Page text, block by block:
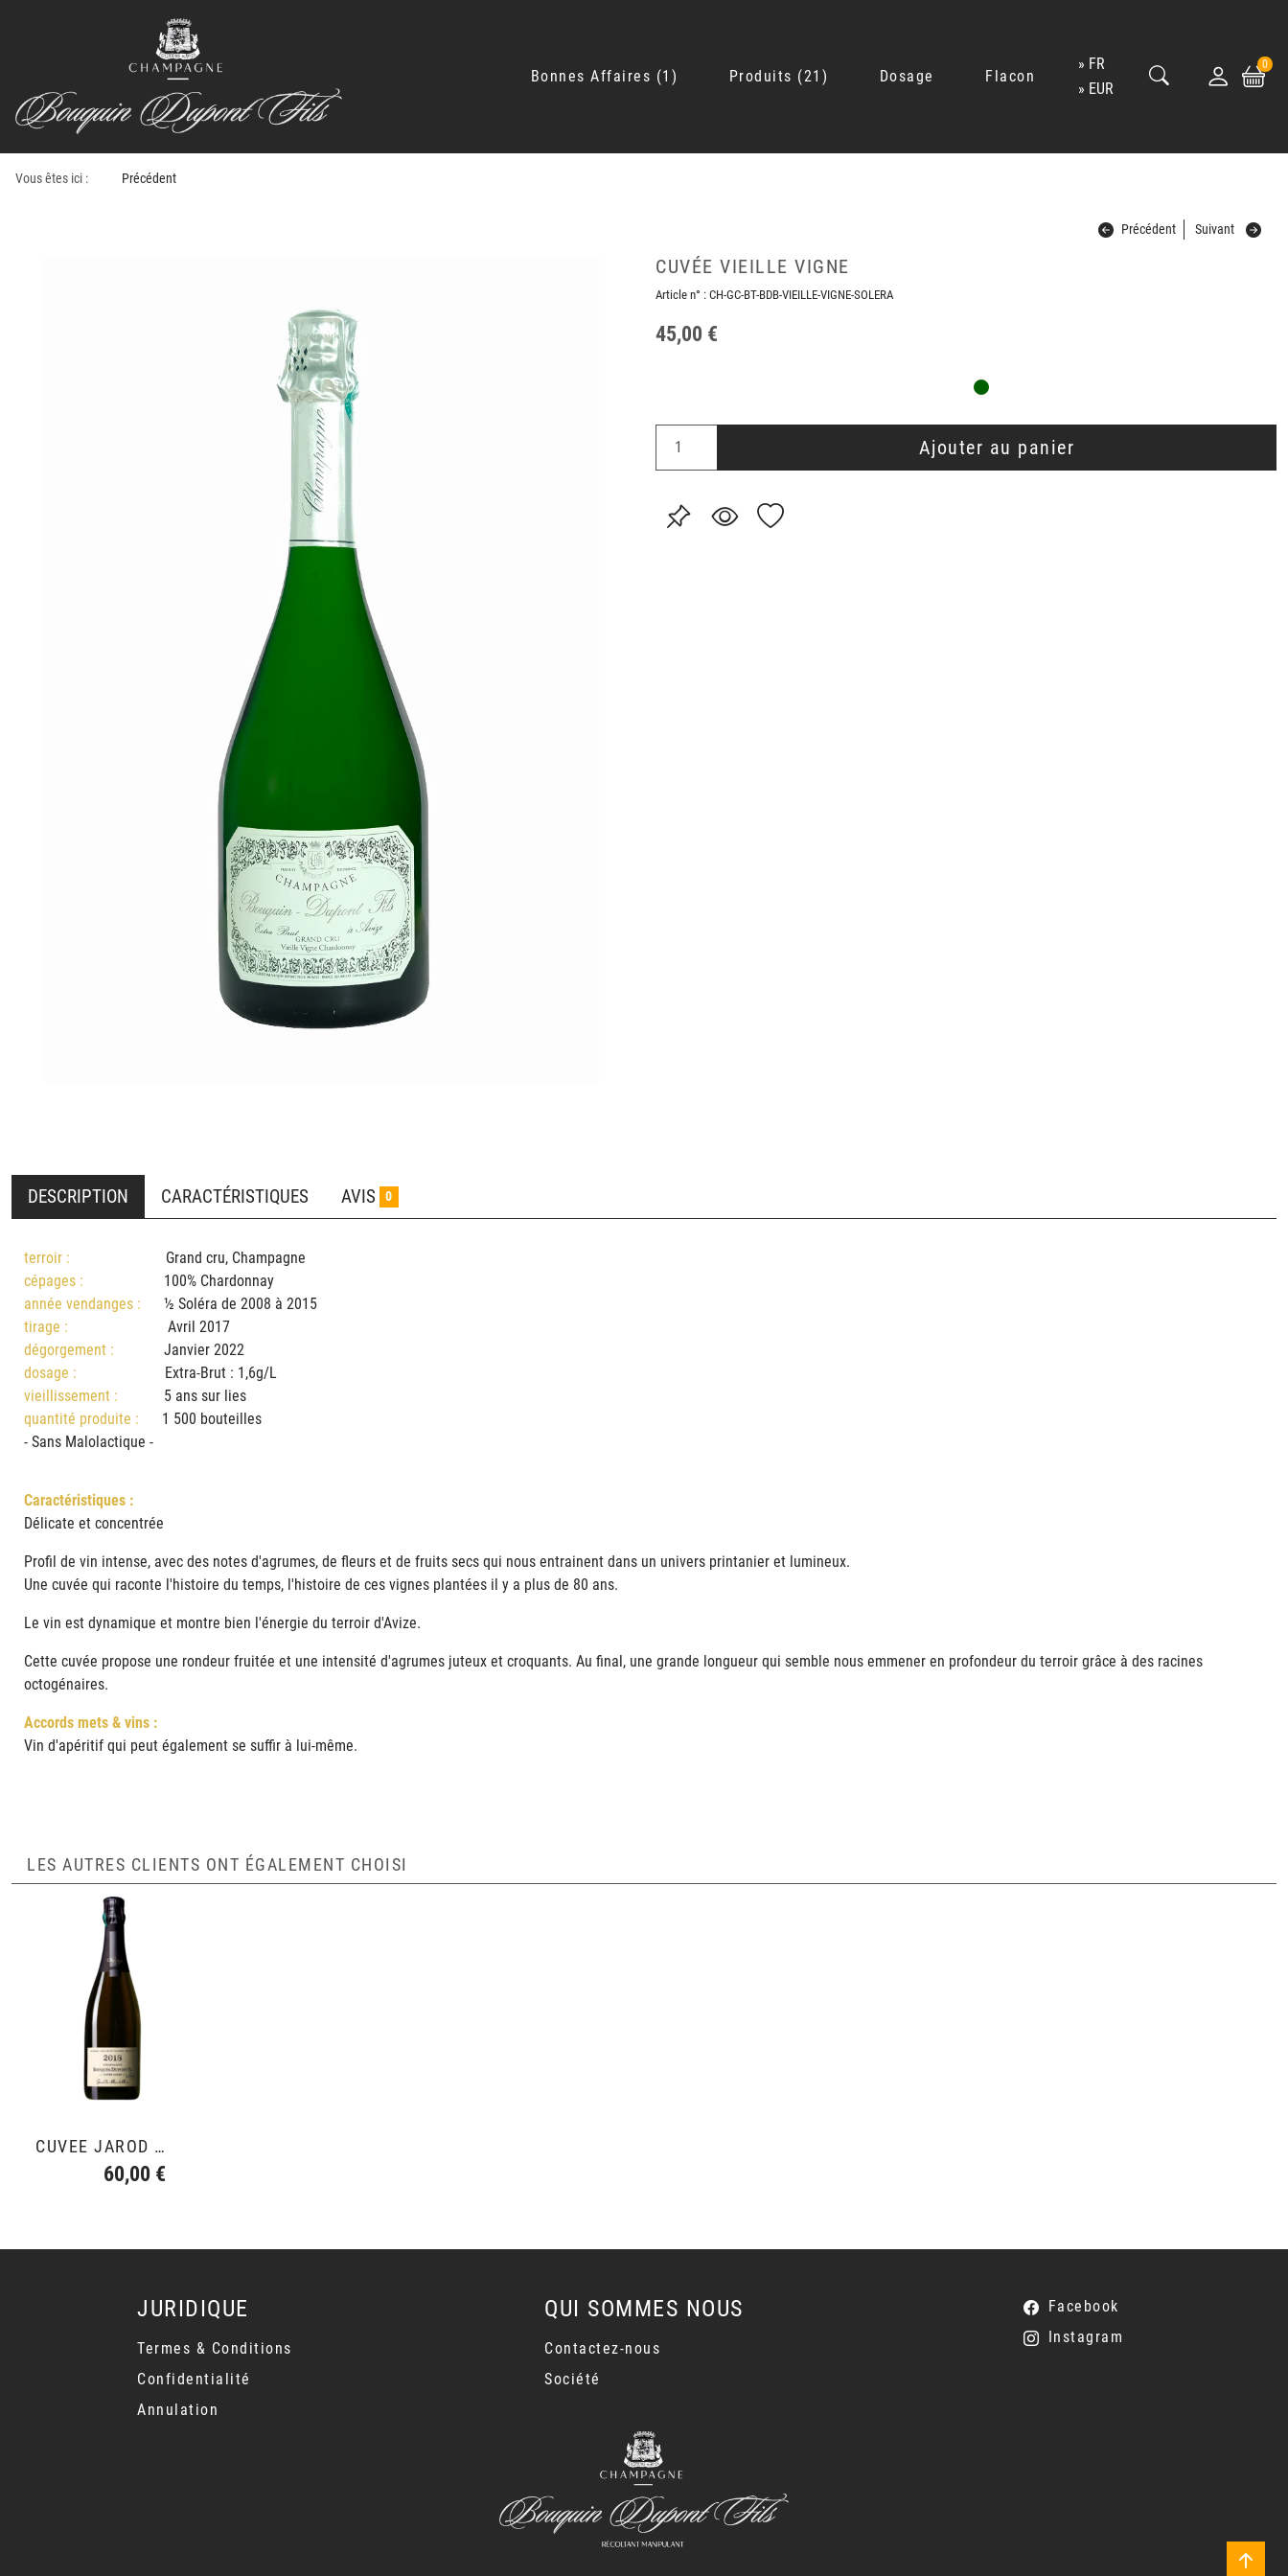
Bonnes Affaires 1 Produits 21 Dosage Flacon
FR
EUR
0
Vous êtes ici : Précédent
Précédent Suivant
CUVÉE VIEILLE VIGNE
Article n° : CH-GC-BT-BDB-VIEILLE-VIGNE-SOLERA
45,00 €
Ajouter au panier
DESCRIPTION CARACTÉRISTIQUES AVIS 0
terroir : Grand cru, Champagne
cépages : 100% Chardonnay
année vendanges : ½ Soléra de 2008 à 2015
tirage : Avril 2017
dégorgement : Janvier 2022
dosage : Extra-Brut : 1,6g/L
vieillissement : 5 ans sur lies
quantité produite : 1 500 bouteilles
- Sans Malolactique -
Caractéristiques :
Délicate et concentrée
Profil de vin intense, avec des notes d'agrumes, de fleurs et de fruits secs qui nous entrainent dans un univers printanier et lumineux.
Une cuvée qui raconte l'histoire du temps, l'histoire de ces vignes plantées il y a plus de 80 ans.
Le vin est dynamique et montre bien l'énergie du terroir d'Avize.
Cette cuvée propose une rondeur fruitée et une intensité d'agrumes juteux et croquants. Au final, une grande longueur qui semble nous emmener en profondeur du terroir grâce à des racines
octogénaires.
Accords mets & vins :
Vin d'apéritif qui peut également se suffir à lui-même.
LES AUTRES CLIENTS ONT ÉGALEMENT CHOISI
CUVÉE JAROD 2018 - VINIFICATION TONNEAUX 228 L
60,00 €
JURIDIQUE
Termes & Conditions
Confidentialité
Annulation
QUI SOMMES NOUS
Contactez-nous
Société
Facebook
Instagram